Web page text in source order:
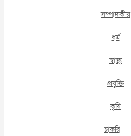
সম্পাদকীয়
ধর্ম
স্বাস্থ্য
প্রযুক্তি
কৃষি
চাকরি